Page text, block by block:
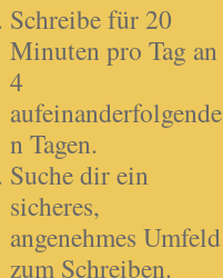
Schreibe für 20
Minuten pro Tag an
4
aufeinanderfolgende
n Tagen.
Suche dir ein
sicheres,
angenehmes Umfeld
zum Schreiben.